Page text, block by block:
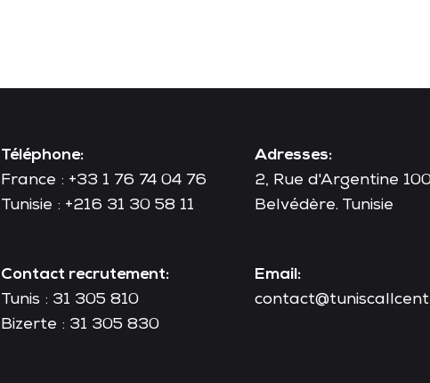
Téléphone:
France : +33 1 76 74 04 76
Tunisie : +216 31 30 58 11
Contact recrutement:
Tunis : 31 305 810
Bizerte : 31 305 830
Adresses:
2, Rue d'Argentine
Belvédère. Tunisie
Email: